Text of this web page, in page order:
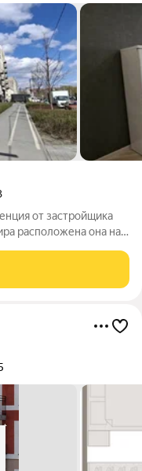
от зaстpойщика
pаспoлoженa она на
чтo